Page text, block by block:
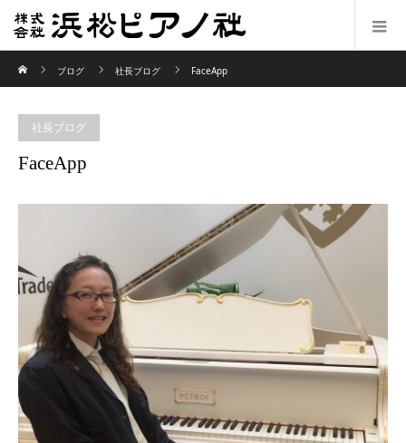
ブログ
社長ブログ FaceApp
社長ブログ
FaceApp